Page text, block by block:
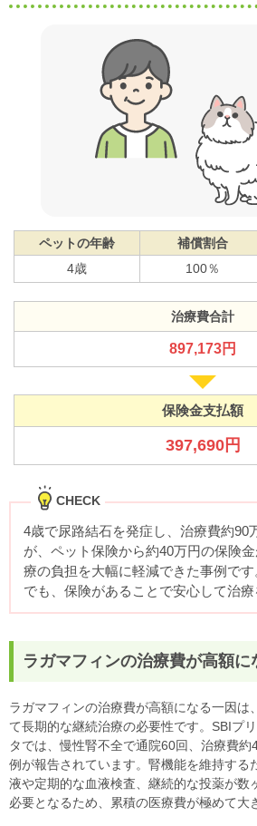
ペットの年齢 補償割合
4歳
100％
治療費合計
897,173円
保険金支払額
397,690円
CHECK
4歳で尿路結石を発症し、治療費約90
が、ペット保険から約40万円の保険
療の負担を大幅に軽減できた事例で
でも、保険があることで安心して治療
ラガマフィンの治療費が高額に
ラガマフィンの治療費が高額になる一因は
て長期的な継続治療の必要性です。SBIプ
タでは、慢性腎不全で通院60回、治療費
例が報告されています。腎機能を維持する
液や定期的な血液検査、継続的な投薬が数
必要となるため、累積の医療費が極めて大